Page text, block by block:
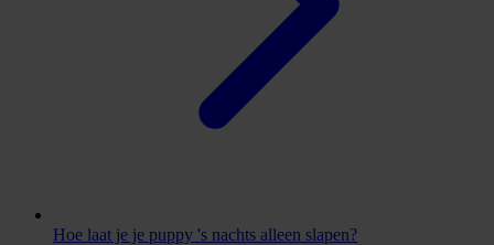
Hoe laat je je puppy 's nachts alleen slapen?